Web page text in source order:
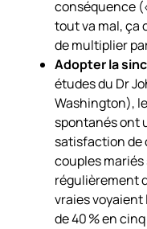
conséquence
tout va mal, ça
de multiplier
Adopter la
études du Dr
Washington),
spontanés ont
satisfaction de
couples
régulièrement
vraies
de 40 % en